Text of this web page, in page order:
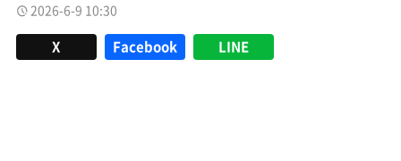
2026-6-9 10:30
X Facebook LINE